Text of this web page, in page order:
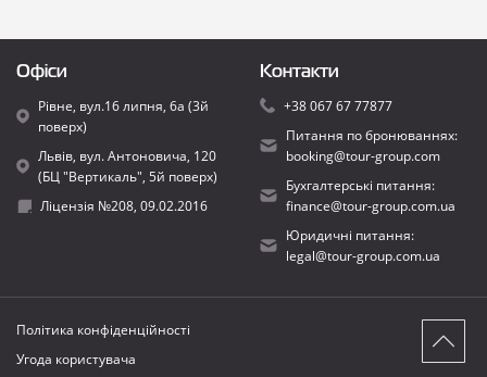
Офіси
Рівне, вул.16 липня, 6а (3й
поверх)
Львів, вул. Антоновича, 120
(БЦ "Вертикаль", 5й поверх)
Ліцензія №208, 09.02.2016
Контакти
+38 067 67 77877
Питання по бронюваннях:
booking@tour-group.com
Бухгалтерські питання:
finance@tour-group.com.ua
Юридичні питання:
legal@tour-group.com.ua
Політика конфіденційності
Угода користувача